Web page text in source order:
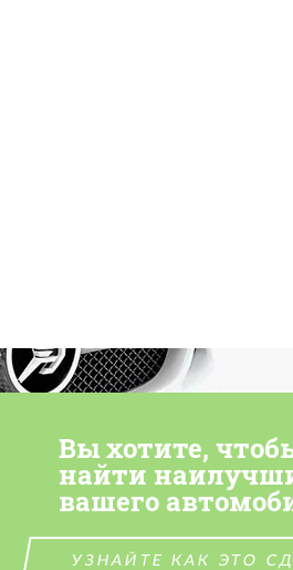
Вы хотите,
найти
вашего
УЗНАЙТЕ КАК ЭТО